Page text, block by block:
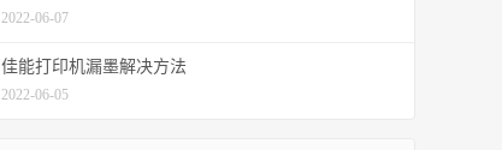
2022-06-07
佳能打印机漏墨解决方法
2022-06-05